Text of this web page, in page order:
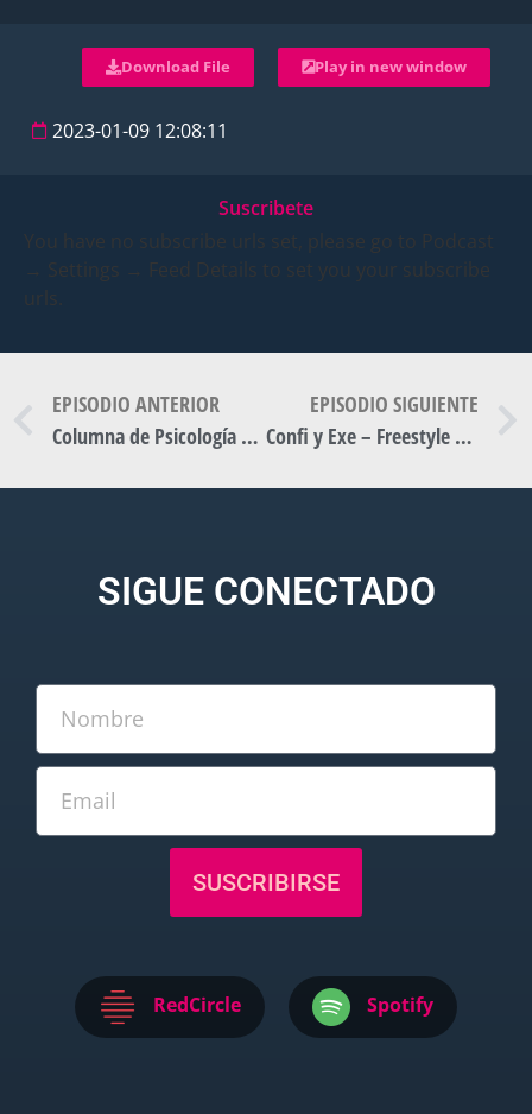
Download File Play in new window
2023-01-09 12:08:11
Suscribete
You have no subscribe urls set, please go to Podcast
→ Settings → Feed Details to set you your subscribe
urls.
EPISODIO ANTERIOR
Columna de Psicología por Valentin Riera – Pasiones
EPISODIO SIGUIENTE
Confi y Exe – Freestyle en E-Cultura_
SIGUE CONECTADO
SUSCRIBIRSE
RedCircle Spotify